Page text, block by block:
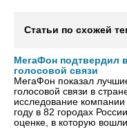
Статьи по схожей
МегаФон подтвердил
голосовой связи
МегаФон показал
голосовой связи в
исследование
году в 82 городах
оценке, в которую